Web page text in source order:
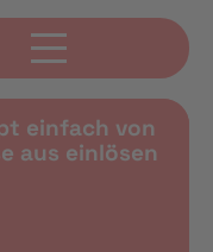
einfach von
aus einlösen